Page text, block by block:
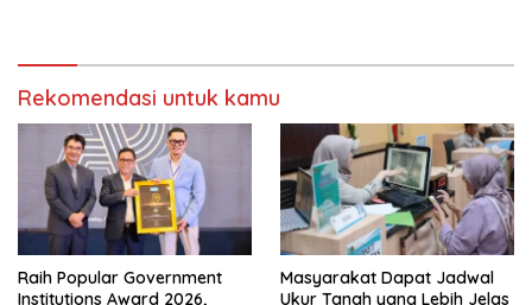
Rekomendasi untuk kamu
Raih Popular Government
Institutions Award 2026,
Masyarakat Dapat Jadwal
Ukur Tanah yang Lebih Jelas